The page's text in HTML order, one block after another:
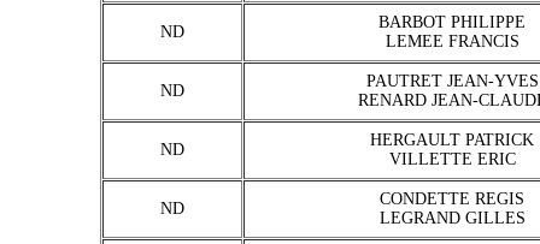
ND
BARBOT PHILIPPE
LEMEE FRANCIS
ND
PAUTRET JEAN-YVES
RENARD JEAN-
ND
HERGAULT PATRICK
VILLETTE ERIC
ND
CONDETTE REGIS
LEGRAND GILLES